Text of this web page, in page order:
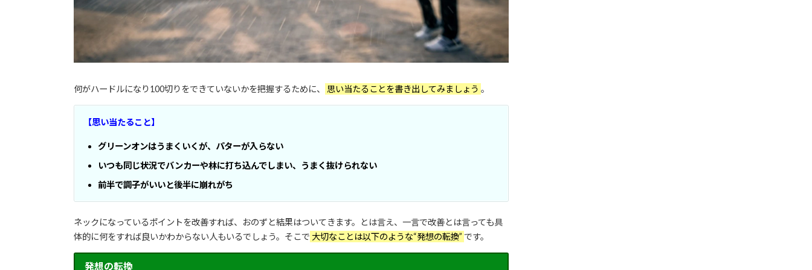
何がハードルになり100切りをできていないかを把握するために、 思い当たることを書き出してみましょう 。
【思い当たること】
グリーンオンはうまくいくが、パターが入らない
いつも同じ状況でバンカーや林に打ち込んでしまい、うまく抜けられない
前半で調子がいいと後半に崩れがち
ネックになっているポイントを改善すれば、おのずと結果はついてきます。とは言え、一言で改善とは言っても具
体的に何をすれば良いかわからない人もいるでしょう。そこで 大切なことは以下のような“発想の転換” です。
発想の転換